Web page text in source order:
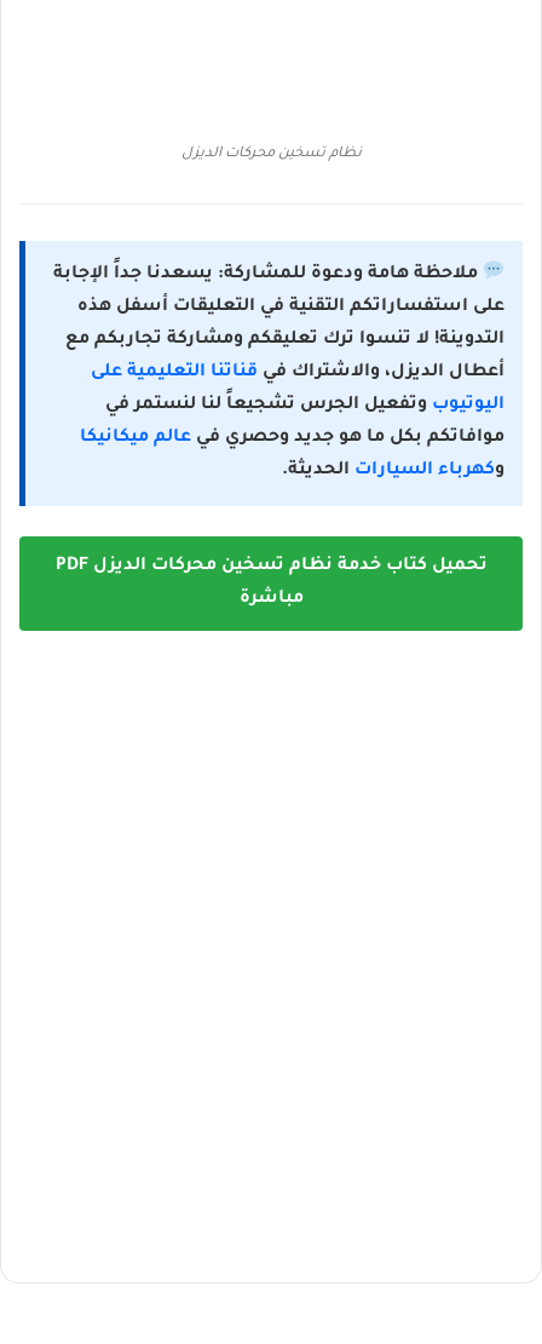
نظام تسخين محركات الديزل
ملاحظة هامة ودعوة للمشاركة: يسعدنا جداً الإجابة
على استفساراتكم التقنية في التعليقات أسفل هذه
التدوينة! لا تنسوا ترك تعليقكم ومشاركة تجاربكم مع
أعطال الديزل، والاشتراك في قناتنا التعليمية على
اليوتيوب وتفعيل الجرس تشجيعاً لنا لنستمر في
موافاتكم بكل ما هو جديد وحصري في عالم ميكانيكا
وكهرباء السيارات الحديثة.
تحميل كتاب خدمة نظام تسخين محركات الديزل PDF
مباشرة